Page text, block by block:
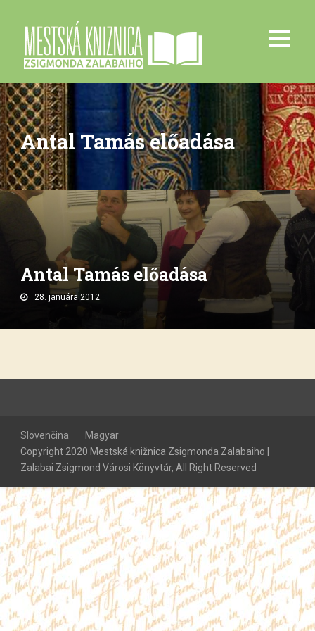
Antal Tamás előadása
Antal Tamás előadása
28. januára 2012.
Slovenčina
Magyar
Copyright 2020 Mestská knižnica Zsigmonda Zalabaiho |
Zalabai Zsigmond Városi Könyvtár, All Right Reserved